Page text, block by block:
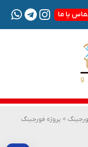
با ما
> پروژه فورجینگ